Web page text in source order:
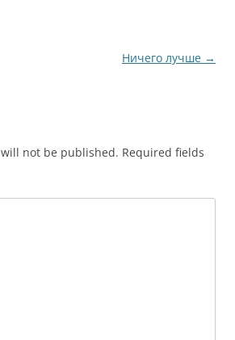
Ничего лучше →
not be published. Required fields